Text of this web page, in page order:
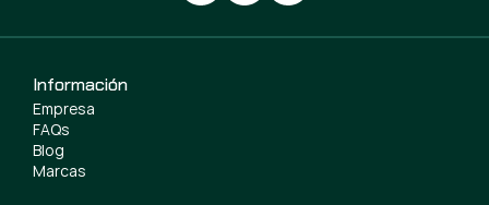
Información
Empresa
FAQs
Blog
Marcas